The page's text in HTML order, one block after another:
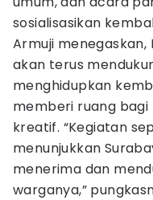
sosialisasikan
Armuji
akan terus
menghidupkan
memberi ruang bagi
kreatif. “Kegiatan
menunjukkan
menerima dan
warganya,”